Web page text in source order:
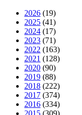
2026 (19)
2025 (41)
2024 (17)
2023 (71)
2022 (163)
2021 (128)
2020 (90)
2019 (88)
2018 (222)
2017 (374)
2016 (334)
2015 (309)